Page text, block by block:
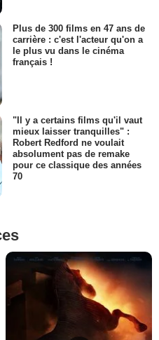
Plus de 300 films en 47 ans de
carrière : c'est l'acteur qu'on a
le plus vu dans le cinéma
français !
"Il y a certains films qu'il vaut
mieux laisser tranquilles" :
Robert Redford ne voulait
absolument pas de remake
pour ce classique des années
70